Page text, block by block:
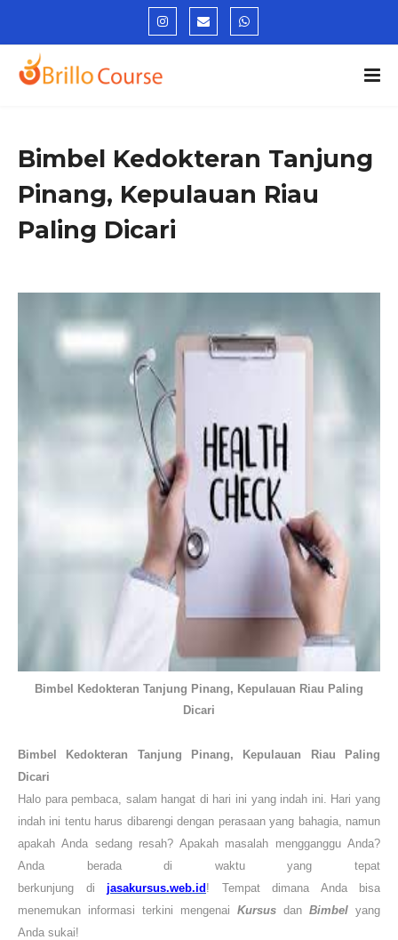
Bimbel Kedokteran Tanjung
Pinang, Kepulauan Riau
Paling Dicari
Bimbel Kedokteran Tanjung Pinang, Kepulauan Riau Paling
Dicari
Bimbel Kedokteran Tanjung Pinang, Kepulauan Riau
Paling
Dicari
Halo para pembaca, salam hangat di hari ini yang indah ini. Hari yang
indah ini tentu harus dibarengi dengan perasaan yang bahagia, namun
apakahAnda sedang resah? Apakah masalah menggangguAnda?
Anda berada di waktu yang tepat
berkunjung di jasakursus.web.id !
Tempat dimana Anda bisa
menemukan informasi terkini mengenai Kursus dan Bimbel yang
Anda sukai!